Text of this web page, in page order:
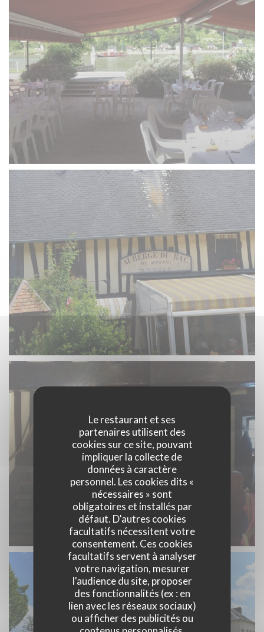
Le restaurant et ses
partenaires utilisent des
cookies sur ce site, pouvant
impliquer la collecte de
données à caractère
personnel. Les cookies dits «
nécessaires » sont
obligatoires et installés par
défaut. D'autres cookies
facultatifs nécessitent votre
consentement. Ces cookies
facultatifs servent à analyser
votre navigation, mesurer
l'audience du site, proposer
des fonctionnalités (ex : en
lien avec les réseaux sociaux)
ou afficher des publicités ou